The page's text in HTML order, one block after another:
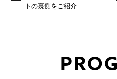
トの裏側をご紹介